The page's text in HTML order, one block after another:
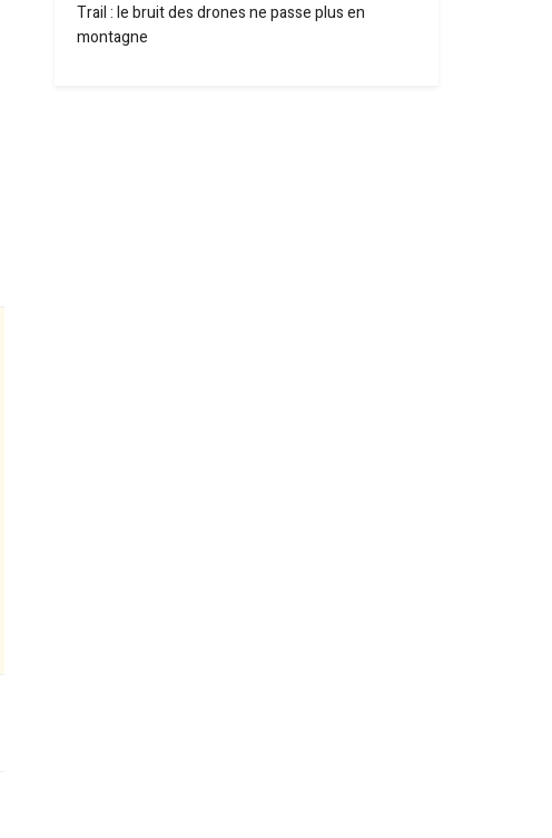
Trail : le bruit des drones ne passe plus en
montagne